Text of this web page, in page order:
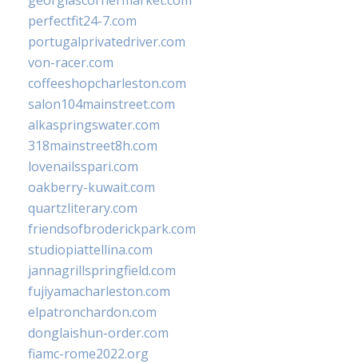
perfectfit24-7.com
portugalprivatedriver.com
von-racer.com
coffeeshopcharleston.com
salon104mainstreet.com
alkaspringswater.com
318mainstreet8h.com
lovenailsspari.com
oakberry-kuwait.com
quartzliterary.com
friendsofbroderickpark.com
studiopiattellina.com
jannagrillspringfield.com
fujiyamacharleston.com
elpatronchardon.com
donglaishun-order.com
fiamc-rome2022.org